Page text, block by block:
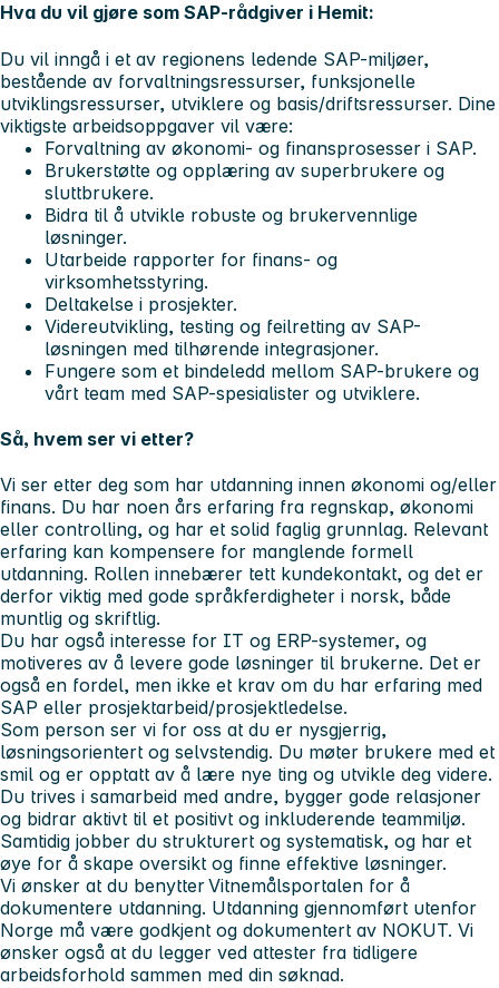
Hva du vil gjøre som SAP-rådgiver i Hemit:
Du vil inngå i et av regionens ledende SAP-miljøer,
bestående av forvaltningsressurser, funksjonelle
utviklingsressurser, utviklere og basis/driftsressurser. Dine
viktigste arbeidsoppgaver vil være:
Forvaltning av økonomi- og finansprosesser i SAP.
Brukerstøtte og opplæring av superbrukere og
sluttbrukere.
Bidra til å utvikle robuste og brukervennlige
løsninger.
Utarbeide rapporter for finans- og
virksomhetsstyring.
Deltakelse i prosjekter.
Videreutvikling, testing og feilretting av SAP-
løsningen med tilhørende integrasjoner.
Fungere som et bindeledd mellom SAP-brukere og
vårt team med SAP-spesialister og utviklere.
Så, hvem ser vi etter?
Vi ser etter deg som har utdanning innen økonomi og/eller
finans. Du har noen års erfaring fra regnskap, økonomi
eller controlling, og har et solid faglig grunnlag. Relevant
erfaring kan kompensere for manglende formell
utdanning. Rollen innebærer tett kundekontakt, og det er
derfor viktig med gode språkferdigheter i norsk, både
muntlig og skriftlig.
Du har også interesse for IT og ERP-systemer, og
motiveres av å levere gode løsninger til brukerne. Det er
også en fordel, men ikke et krav om du har erfaring med
SAP eller prosjektarbeid/prosjektledelse.
Som person ser vi for oss at du er nysgjerrig,
løsningsorientert og selvstendig. Du møter brukere med et
smil og er opptatt av å lære nye ting og utvikle deg videre.
Du trives i samarbeid med andre, bygger gode relasjoner
og bidrar aktivt til et positivt og inkluderende teammiljø.
Samtidig jobber du strukturert og systematisk, og har et
øye for å skape oversikt og finne effektive løsninger.
Vi ønsker at du benytter Vitnemålsportalen for å
dokumentere utdanning. Utdanning gjennomført utenfor
Norge må være godkjent og dokumentert av NOKUT. Vi
ønsker også at du legger ved attester fra tidligere
arbeidsforhold sammen med din søknad.